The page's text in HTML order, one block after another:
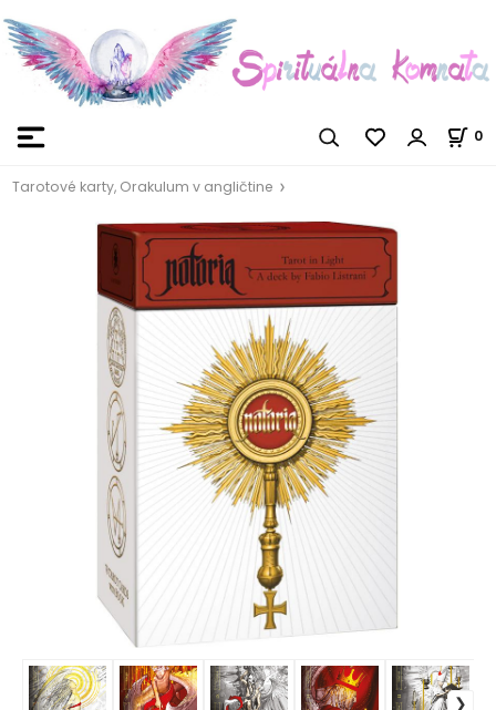
0
Tarotové karty, Orakulum v angličtine